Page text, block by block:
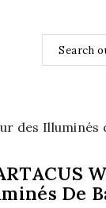
des Illuminés
De